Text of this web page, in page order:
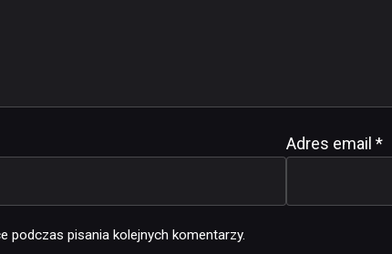
Adres email *
podczas pisania kolejnych komentarzy.